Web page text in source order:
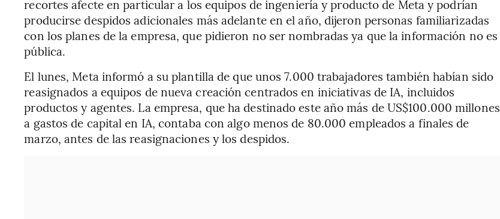
recortes afecte en particular a los equipos de ingeniería y producto de Meta y podrían
producirse despidos adicionales más adelante en el año, dijeron personas familiarizadas
con los planes de la empresa, que pidieron no ser nombradas ya que la información no es
pública.
El lunes, Meta informó a su plantilla de que unos 7.000 trabajadores también habían sido
reasignados a equipos de nueva creación centrados en iniciativas de IA, incluidos
productos y agentes. La empresa, que ha destinado este año más de US$100.000 millones
a gastos de capital en IA, contaba con algo menos de 80.000 empleados a finales de
marzo, antes de las reasignaciones y los despidos.